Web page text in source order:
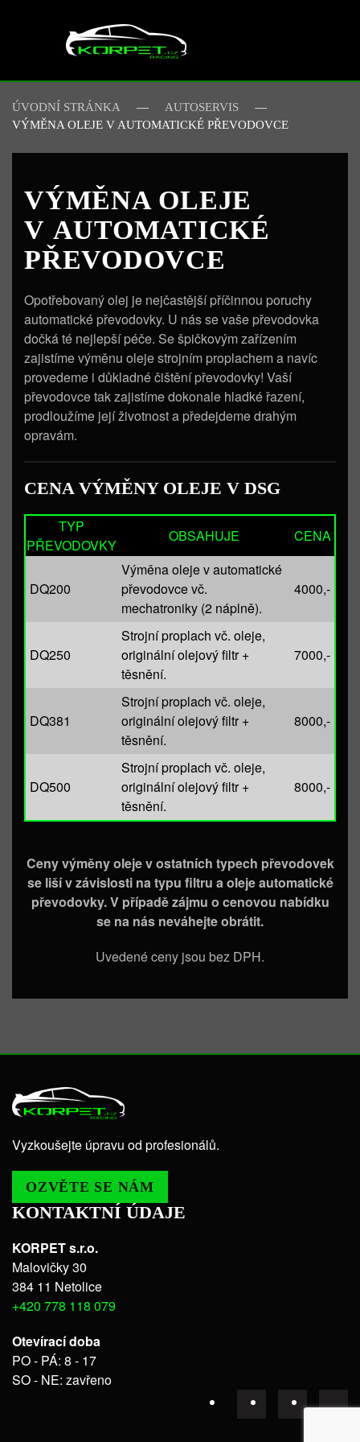
Skip to main content
ÚVODNÍ STRÁNKA
AUTOSERVIS
VÝMĚNA OLEJE V AUTOMATICKÉ PŘEVODOVCE
VÝMĚNA OLEJE
V AUTOMATICKÉ
PŘEVODOVCE
Opotřebovaný olej je nejčastější příčinnou poruchy
automatické převodovky. U nás se vaše převodovka
dočká té nejlepší péče. Se špičkovým zařízením
zajistíme výměnu oleje strojním proplachem a navíc
provedeme i důkladné čištění převodovky! Vaší
převodovce tak zajistíme dokonale hladké řazení,
prodloužíme její životnost a předejdeme drahým
opravám.
CENA VÝMĚNY OLEJE V DSG
TYP
PŘEVODOVKY
OBSAHUJE CENA
DQ200
Výměna oleje v automatické
převodovce vč.
mechatroniky (2 náplně).
4000,-
DQ250
Strojní proplach vč. oleje,
originální olejový filtr +
těsnění.
7000,-
DQ381
Strojní proplach vč. oleje,
originální olejový filtr +
těsnění.
8000,-
DQ500
Strojní proplach vč. oleje,
originální olejový filtr +
těsnění.
8000,-
Ceny výměny oleje v ostatních typech převodovek
se liší v závislosti na typu filtru a oleje automatické
převodovky. V případě zájmu o cenovou nabídku
se na nás neváhejte obrátit.
Uvedené ceny jsou bez DPH.
Vyzkoušejte úpravu od profesionálů.
OZVĚTE SE NÁM
KONTAKTNÍ ÚDAJE
KORPET s.r.o.
Malovičky 30
384 11 Netolice
+420 778 118 079
Otevírací doba
PO - PÁ: 8 - 17
SO - NE: zavřeno